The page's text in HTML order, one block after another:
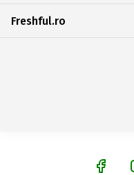
Freshful.ro